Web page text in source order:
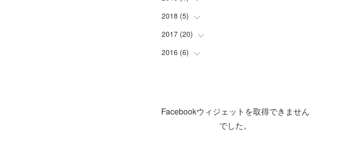
(2
(4
(4)
(9
(1)
(1
(1
(4)
(1
(1
(1
(2)
(1
2018 (5)
(1)
(1
2017 (20)
(1
2016 (6)
Facebookウィジェットを取得できません
でした。